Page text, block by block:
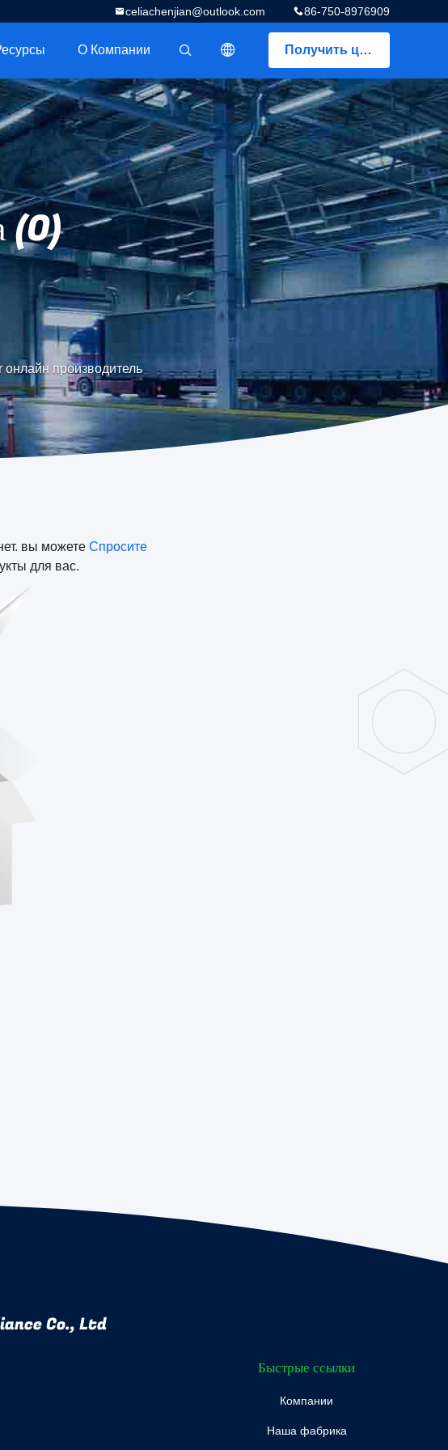
86-750-8976909
celiachenjian@outlook.com
Получить цитату
描述
О Компании
(0)
производитель
вы можете Спросите
для вас.
Co., Ltd
Быстрые ссылки
Компании
Наша фабрика